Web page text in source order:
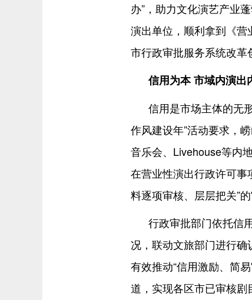
办”，助力文化演艺产业
演出单位，顺利拿到《营
市行政审批服务系统改革
信用为本 市域内演出
信用是市场主体的无
作风建设年”活动要求，
音乐会、Livehouse等内
在营业性演出行政许可事
料逐项审核、层层把关”的
行政审批部门依托信
况，联动文旅部门进行确
有效推动“信用激励、简
道，实现各区市已审核剧